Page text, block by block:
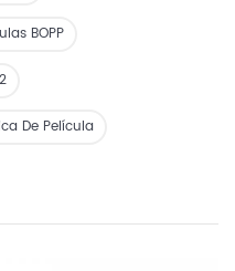
BOPP
De Película